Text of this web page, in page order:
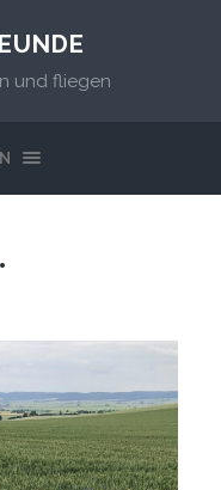
und fliegen